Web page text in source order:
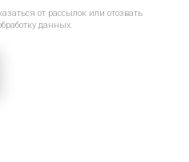
от рассылок или отозвать
данных.